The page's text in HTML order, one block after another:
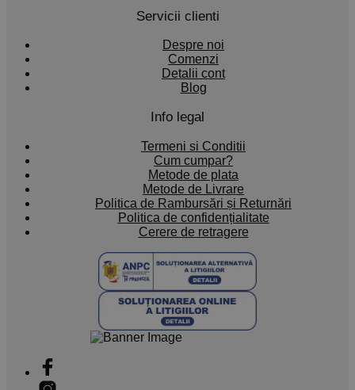
Servicii clienti
Despre noi
Comenzi
Detalii cont
Blog
Info legal
Termeni si Conditii
Cum cumpar?
Metode de plata
Metode de Livrare
Politica de Rambursări și Returnări
Politica de confidențialitate
Cerere de retragere